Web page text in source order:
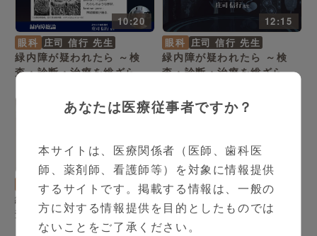
10:20
眼科 庄司 信行 先生
緑内障が疑われたら ～検
査・診断・治療を総ざらい
12:15
眼科 庄司 信行 先生
緑内障が疑われたら ～検
査・診断・治療を総ざらい
14:02
眼科 庄司 信行 先生
緑内障が疑われたら ～検
査・診断・治療を総ざらい
～ Part3
あなたは医療従事者ですか？
本サイトは、医療関係者（医師、歯科医
師、薬剤師、看護師等）を対象に情報提供
するサイトです。掲載する情報は、一般の
方に対する情報提供を目的としたものでは
ないことをご了承ください。